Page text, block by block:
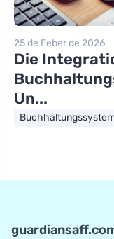
25 de Feber de 2026
Die
Un...